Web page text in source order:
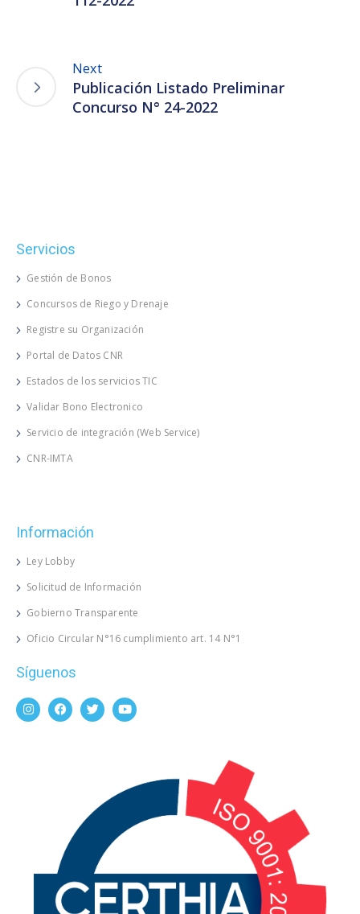
Next
Publicación Listado Preliminar
Concurso N° 24-2022
Servicios
Gestión de Bonos
Concursos de Riego y Drenaje
Registre su Organización
Portal de Datos CNR
Estados de los servicios TIC
Validar Bono Electronico
Servicio de integración (Web Service)
CNR-IMTA
Información
Ley Lobby
Solicitud de Información
Gobierno Transparente
Oficio Circular N°16 cumplimiento art. 14 N°1
Síguenos